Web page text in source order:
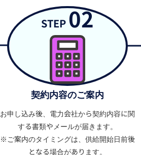
STEP02
契約内容のご案内
お申し込み後、電力会社から契約内容に関
する書類やメールが届きます。
※ご案内のタイミングは、供給開始日前後
となる場合があります。